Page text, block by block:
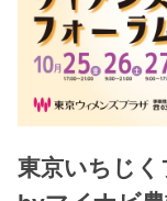
東京いちじ